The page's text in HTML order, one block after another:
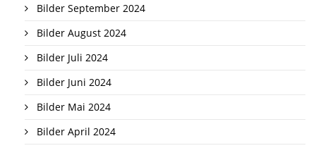
Bilder September 2024
Bilder August 2024
Bilder Juli 2024
Bilder Juni 2024
Bilder Mai 2024
Bilder April 2024